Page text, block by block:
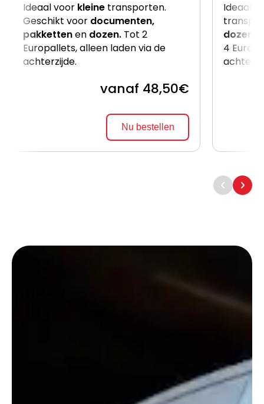
Ideaal voor kleine transporten.
Geschikt voor documenten,
pakkettenen dozen. Tot 2
Europallets, alleen laden via de
achterzijde.
vanaf 48,50€
Nu bestellen
Ideaal
dozen
4